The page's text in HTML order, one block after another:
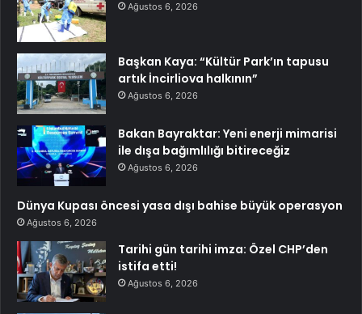
Ağustos 6, 2026
Başkan Kaya: “Kültür Park’ın tapusu
artık İncirliova halkının”
Ağustos 6, 2026
Bakan Bayraktar: Yeni enerji mimarisi
ile dışa bağımlılığı bitireceğiz
Ağustos 6, 2026
Dünya Kupası öncesi yasa dışı bahise büyük operasyon
Ağustos 6, 2026
Tarihi gün tarihi imza: Özel CHP’den
istifa etti!
Ağustos 6, 2026